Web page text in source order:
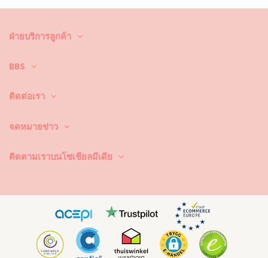
เลือกกระโปรงชายหาดตามการตัดเย็บ
กระโปรงผ้าคลุมชายหาด กระโปรงแบบคลุมทับนี้เป็นสัญลักษณ์สำหรับผู้หญิง
ง่าย นี่คือเหตุผลที่การตัดเย็บแบบนี้เข้ากันได้ดีกับบิกินีบราซิลรุ่นต่าง ๆ ที่มี
โครงลวด พวกมันถอดได้ง่ายสำหรับการว่ายน้ำอย่างรวดเร็ว อย่างไรก็ตาม มี
กระโปรงซารองชายหาดจะผูกด้านหน้า นอกจากนี้ กระโปรงแพรีโอจะถูกตัด
ชีฟองหรือลินินอาจมาพร้อมลูกไม้เพิ่มเติม กระโปรงชายหาดถักโครเชต์จะมี
ดูรูปแบบและสีสำหรับชุดของคุณ
อีกส่วนสำคัญของการเลือกแบบที่ถูกต้องคือรูปแบบและสี การตัดเย็บสามารถ
เสริมรูปร่างของคุณได้ แต่สไตล์ถูกกำหนดโดยรูปลักษณ์ เริ่มจากสี พวกมันมี
ตั้งแต่สีน้ำเงินถึงสีทอง สิ่งที่เช่นสีเหลืองจะเป็นตัวเลือกที่ยอดเยี่ยมสำหรับโทน
ฝ่ายบริการลูกค้า
BBS
ติดต่อเรา
จดหมายข่าว
ติดตามเราบนโซเชียลมีเดีย